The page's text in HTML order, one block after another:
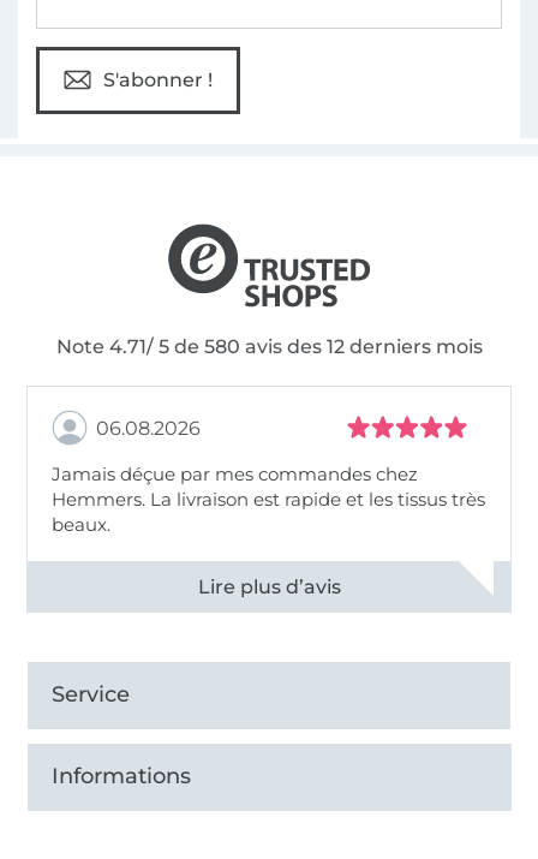
S'abonner !
Note 4.71/ 5 de 580 avis des 12 derniers mois
06.08.2026
Jamais déçue par mes commandes chez
Hemmers. La livraison est rapide et les tissus très
beaux.
Voir tous les 11495 commentaires
Service
Informations